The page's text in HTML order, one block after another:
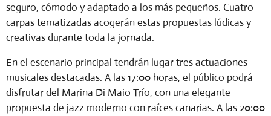
seguro, cómodo y adaptado a los más pequeños. Cuatro
carpas tematizadas acogerán estas propuestas lúdicas y
creativas durante toda la jornada.
En el escenario principal tendrán lugar tres actuaciones
musicales destacadas. A las 17:00 horas, el público podrá
disfrutar del Marina Di Maio Trío, con una elegante
propuesta de jazz moderno con raíces canarias. A las 20:00